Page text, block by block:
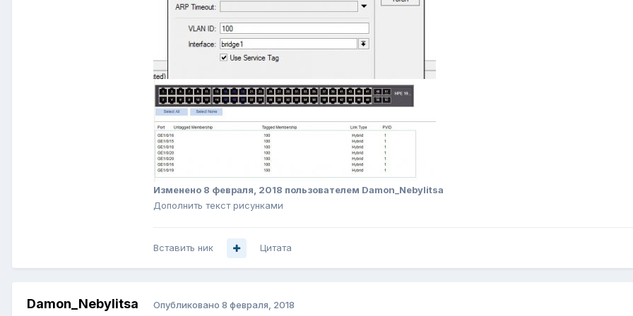
Изменено 8 февраля, 2018 пользователем Damon_Nebylitsa
Дополнить текст рисунками
Вставить ник Цитата
Damon_Nebylitsa Опубликовано 8 февраля, 2018